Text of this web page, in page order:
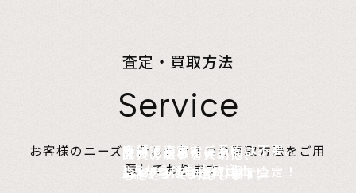
査定・買取方法
Service
お客様のニーズに合わせた４つの買取方法をご用
意しております。
店頭で査定、ご予約は不要。
1点からでも大歓迎！
無料でご自宅にお伺い、
査定のプロがその場で査定！
詰めて送るだけ。
1点からでも送料無料！
故人の想いを大切に、
心をこめて対応します。